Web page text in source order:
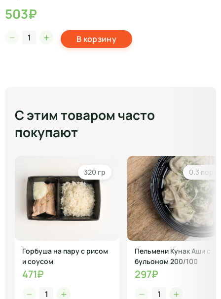
503₽
В корзину
С этим товаром часто
покупают
320 гр
Горбуша на пару с рисом
и соусом
471₽
0.3 порц
Пельмени Кунак Аши с
бульоном 200/100
297₽